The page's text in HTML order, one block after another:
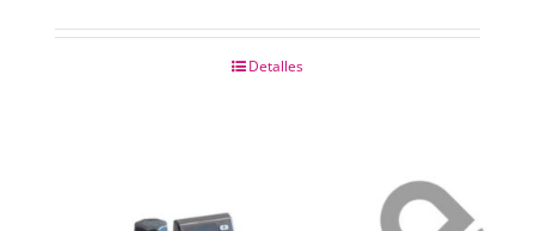
Detalles